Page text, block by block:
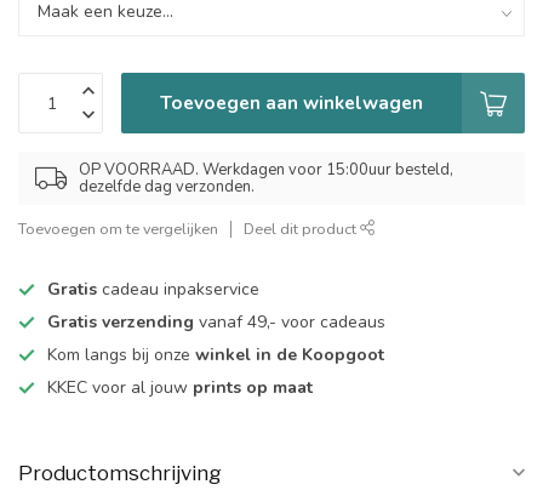
Toevoegen aan winkelwagen
OP VOORRAAD. Werkdagen voor 15:00uur besteld,
dezelfde dag verzonden.
Toevoegen om te vergelijken Deel dit product
Gratis cadeau inpakservice
Gratis verzending vanaf 49,- voor cadeaus
Kom langs bij onze winkel in de Koopgoot
KKEC voor al jouw prints op maat
Productomschrijving